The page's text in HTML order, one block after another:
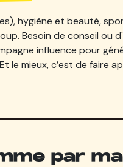
hygiène et beauté,
Besoin de conseil ou
influence pour
mieux, c’est de faire
par